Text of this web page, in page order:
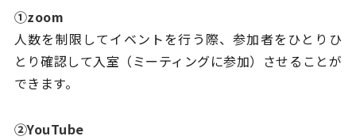
①zoom
人数を制限してイベントを行う際、参加者をひとりひ
とり確認して入室（ミーティングに参加）させることが
できます。
②YouTube